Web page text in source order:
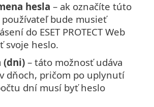
hesla – ak označíte túto
bude musieť
do ESET PROTECT Web
svoje heslo.
(dni) – táto možnosť udáva
dňoch, pričom po uplynutí
dní musí byť heslo